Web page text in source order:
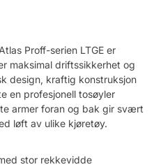
Proff-serien LTGE er
maksimal driftssikkerhet og
design, kraftig konstruksjon
en profesjonell tosøyler
armer foran og bak gir svært
løft av ulike kjøretøy.
stor rekkevidde